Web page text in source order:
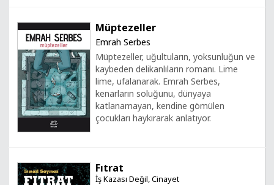
Müptezeller
Emrah Serbes
Müptezeller, uğultuların, yoksunluğun ve
kaybeden delikanlıların romanı. Lime
lime, ufalanarak. Emrah Serbes,
kenarların soluğunu, dünyaya
katlanamayan, kendine gömülen
çocukları haykırarak anlatıyor.
Fıtrat
İş Kazası Değil, Cinayet